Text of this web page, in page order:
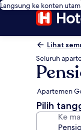
Langsung ke konten
Lihat
Seluruh
Apartemen
Pilih
Ke